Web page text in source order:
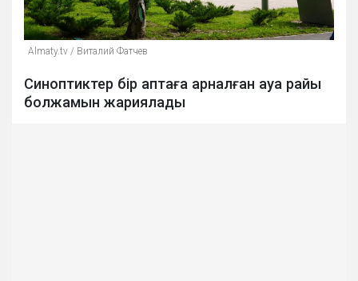
Аlmaty.tv / Виталий Фатчев
Синоптиктер бір аптаға арналған ауа райы
болжамын жариялады